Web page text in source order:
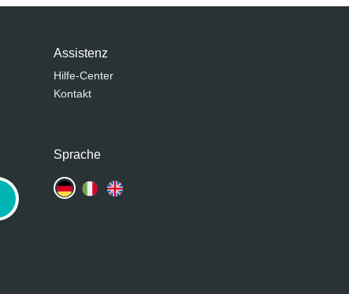
Assistenz
Hilfe-Center
Kontakt
Sprache